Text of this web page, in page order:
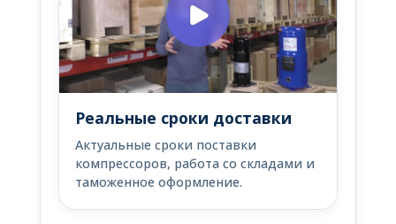
Реальные сроки доставки
Актуальные сроки поставки
компрессоров, работа со складами и
таможенное оформление.